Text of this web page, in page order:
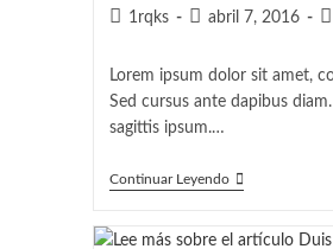
Autor
la
entrada:
1rqks
Publicación
entrada:
abril 7, 2016
Lorem ipsum dolor sit amet,
Sed cursus ante dapibus
sagittis ipsum.…
Continuar LeyendoSociosqu
Torquent